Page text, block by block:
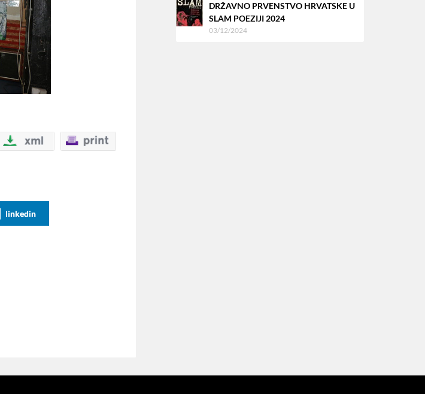
linkedin
DRŽAVNO PRVENSTVO HRVATSKE U
SLAM POEZIJI 2024
03/12/2024